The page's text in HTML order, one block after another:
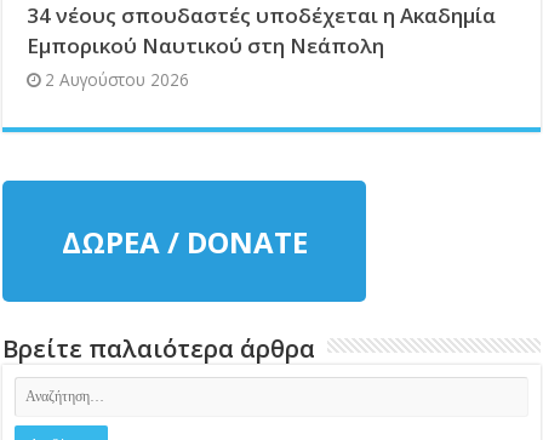
34 νέους σπουδαστές υποδέχεται η Ακαδημία
Εμπορικού Ναυτικού στη Νεάπολη
2 Αυγούστου 2026
ΔΩΡΕΑ / DONATE
Βρείτε παλαιότερα άρθρα